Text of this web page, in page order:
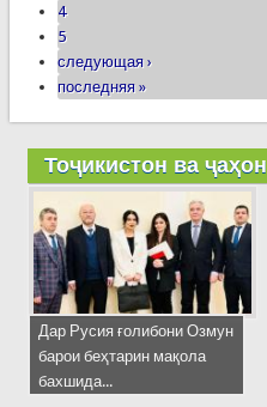
4
5
следующая ›
последняя »
Тоҷикистон ва ҷаҳон
Дар Русия ғолибони Озмун
барои беҳтарин мақола
бахшида...